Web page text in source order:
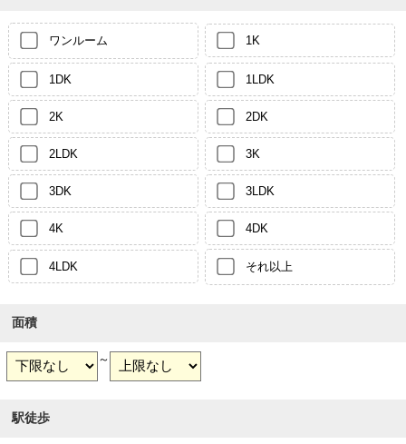
ワンルーム 1K
1DK 1LDK
2K 2DK
2LDK 3K
3DK 3LDK
4K 4DK
4LDK それ以上
面積
～
駅徒歩